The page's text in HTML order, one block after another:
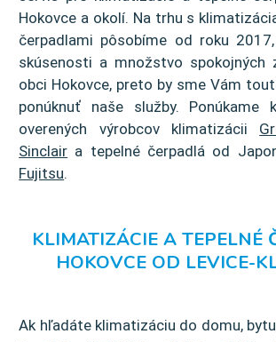
Hokovce a okolí. Na trhu s
čerpadlami pôsobíme od roku
skúsenosti a množstvo spokojných
obci Hokovce, preto by sme Vám
ponúknuť naše služby. Ponúkame
overených výrobcov klimatizácii
Sinclair a tepelné čerpadlá od
Fujitsu.
KLIMATIZÁCIE A TEPELNÉ
HOKOVCE OD LEVICE-
Ak hľadáte klimatizáciu do domu,